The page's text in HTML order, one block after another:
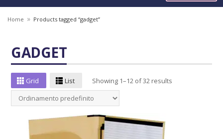
Home » Products tagged “gadget”
GADGET
Grid List Showing 1–12 of 32 results